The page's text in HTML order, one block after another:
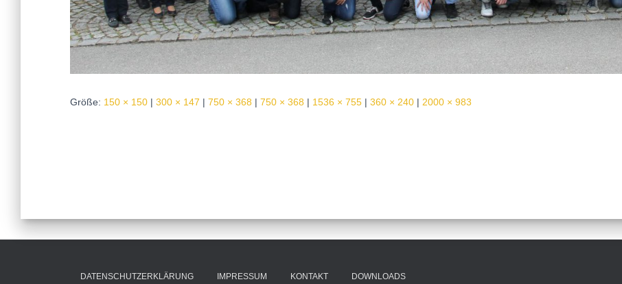
Größe: 150 × 150 | 300 × 147 | 750 × 368 | 750 × 368 | 1536 × 755 | 360 × 240 | 2000 × 983
DATENSCHUTZERKLÄRUNG IMPRESSUM KONTAKT DOWNLOADS